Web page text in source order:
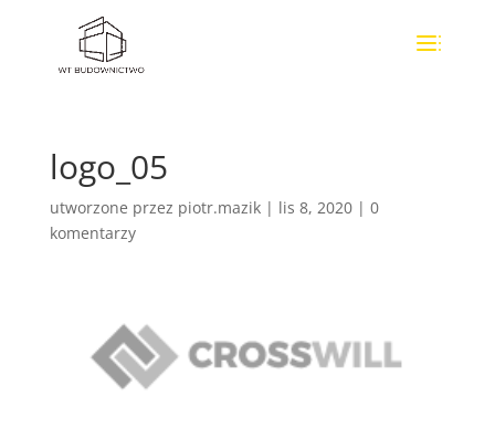
logo_05
utworzone przez piotr.mazik| lis 8, 2020| 0
komentarzy